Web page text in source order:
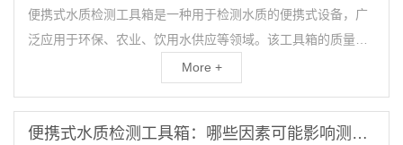
便携式水质检测工具箱是一种用于检测水质的便携式设备，广
泛应用于环保、农业、饮用水供应等领域。该工具箱的质量可
靠性以及是否符合标准是决定其实际应用效果的重要因素。
More +
便携式水质检测工具箱：哪些因素可能影响测量的有效性？